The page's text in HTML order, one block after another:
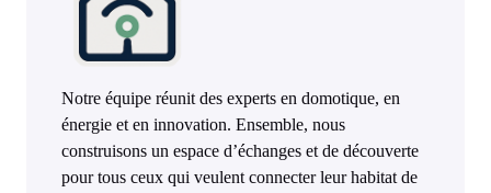
Notre équipe réunit des experts en domotique, en
énergie et en innovation. Ensemble, nous
construisons un espace d’échanges et de découverte
pour tous ceux qui veulent connecter leur habitat de